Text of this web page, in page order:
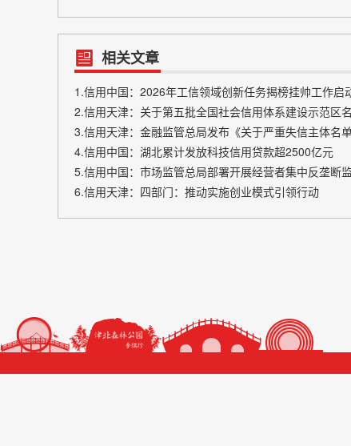
相关文章
1.信用中国：2026年工信领域创新任务揭榜挂帅工作启
2.信用天津：关于第五批全国社会信用体系建设示范区
3.信用天津：金融监管总局发布《关于严重失信主体名
4.信用中国：湖北累计发放科技信用贷款超2500亿元
5.信用中国：市场监管总局部署开展经营者集中反垄断
6.信用天津：四部门：推动实施创业模式引领行动